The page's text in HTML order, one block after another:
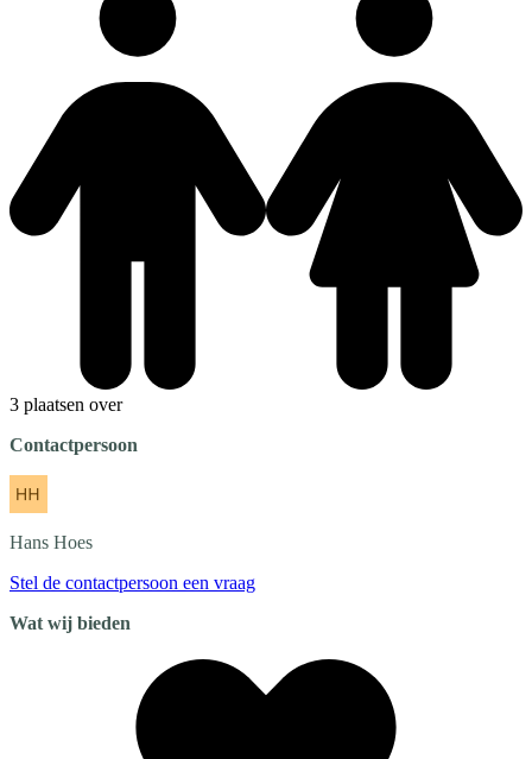
3 plaatsen over
Contactpersoon
Hans Hoes
Stel de contactpersoon een vraag
Wat wij bieden